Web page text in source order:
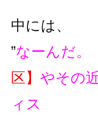
中には、
”なーんだ。
区】 やその
ィス